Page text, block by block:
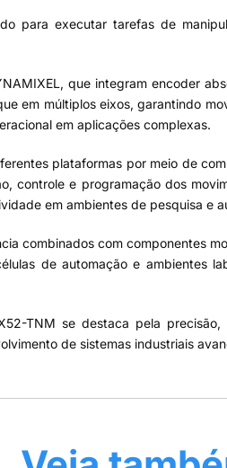
para executar tarefas de
que integram encoder
em múltiplos eixos, garantindo
em aplicações complexas.
plataformas por meio de
controle e programação dos
em ambientes de pesquisa e
combinados com componentes
de automação e ambientes
TNM se destaca pela
de sistemas industriais